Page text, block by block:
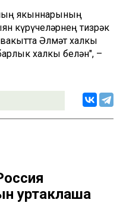
якыннарының
күрүчеләрнең тизрәк
Әлмәт халкы
халкы белән", –
уртаклаша